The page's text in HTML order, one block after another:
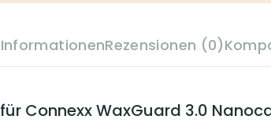
Rezensionen (0)
Connexx WaxGuard 3.0